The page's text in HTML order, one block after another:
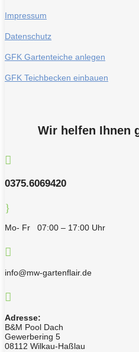
Impressum
Datenschutz
GFK Gartenteiche anlegen
GFK Teichbecken einbauen
Wir helfen Ihnen

0375.6069420
}
Mo- Fr 07:00 – 17:00 Uhr

info@mw-gartenflair.de

Adresse:
B&M Pool Dach
Gewerbering 5
08112 Wilkau-Haßlau